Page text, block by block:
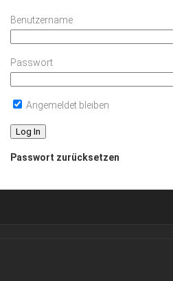
Benutzername
Passwort
Angemeldet bleiben
Passwort zurücksetzen